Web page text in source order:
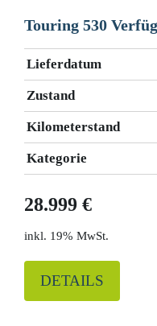
Touring 530
Lieferdatum
Zustand
Kilometerstand
Kategorie
28.999 €
19% MwSt.
DETAILS